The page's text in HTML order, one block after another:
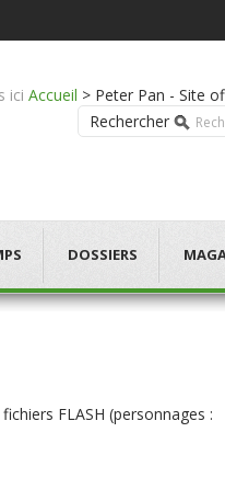
ici Accueil > Peter Pan - Site
Rechercher
DOSSIERS
FLASH (personnages :